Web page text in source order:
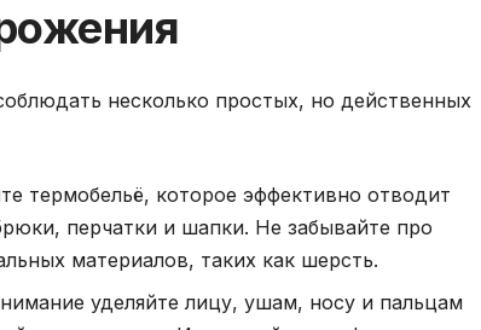
несколько простых, но действенных
термобельё, которое эффективно отводит
перчатки и шапки. Не забывайте про
материалов, таких как шерсть.
уделяйте лицу, ушам, носу и пальцам